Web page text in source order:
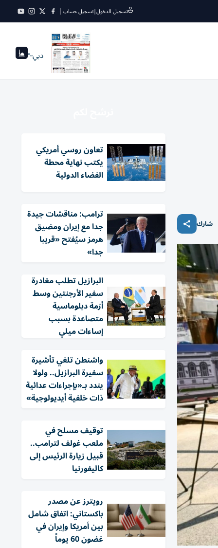
تسجيل الدخول|تسجيل حساب
دبي--°
شارك
تعاون روسي أمريكي
يكتب نهاية محطة
الفضاء الدولية
ترامب: مناقشات جيدة
جدا مع إيران ومضيق
هرمز سيُفتح «قريبا
جدا»
البرازيل تطلب مغادرة
سفير الأرجنتين وسط
أزمة دبلوماسية
متصاعدة بسبب
إساءات ميلي
واشنطن تلغي تأشيرة
سفيرة البرازيل.. ولولا
يندد بـ«بإجراءات عدائية
ذات خلفية أيديولوجية»
توقيف مسلح في
ملعب غولف لترامب..
قبيل زيارة الرئيس إلى
كاليفورنيا
‏رويترز عن مصدر
باكستاني: اتفاق شامل
بين أمريكا وإيران في
غضون 60 يوماً